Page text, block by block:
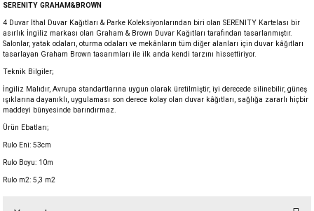
SERENITY GRAHAM&BROWN
4 Duvar İthal Duvar Kağıtları & Parke Koleksiyonlarından biri olan SERENITY Kartelası bir
asırlık İngiliz markası olan Graham & Brown Duvar Kağıtları tarafından tasarlanmıştır.
Salonlar, yatak odaları, oturma odaları ve mekânların tüm diğer alanları için duvar kâğıtları
tasarlayan Graham Brown tasarımları ile ilk anda kendi tarzını hissettiriyor.
Teknik Bilgiler;
İngiliz Malıdır, Avrupa standartlarına uygun olarak üretilmiştir, iyi derecede silinebilir, güneş
ışıklarına dayanıklı, uygulaması son derece kolay olan duvar kâğıtları, sağlığa zararlı hiçbir
maddeyi bünyesinde barındırmaz.
Ürün Ebatları;
Rulo Eni: 53cm
Rulo Boyu: 10m
Rulo m2: 5,3 m2